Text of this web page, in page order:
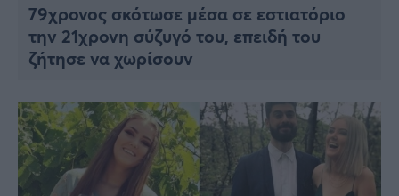
79χρονος σκότωσε μέσα σε εστιατόριο
την 21χρονη σύζυγό του, επειδή του
ζήτησε να χωρίσουν